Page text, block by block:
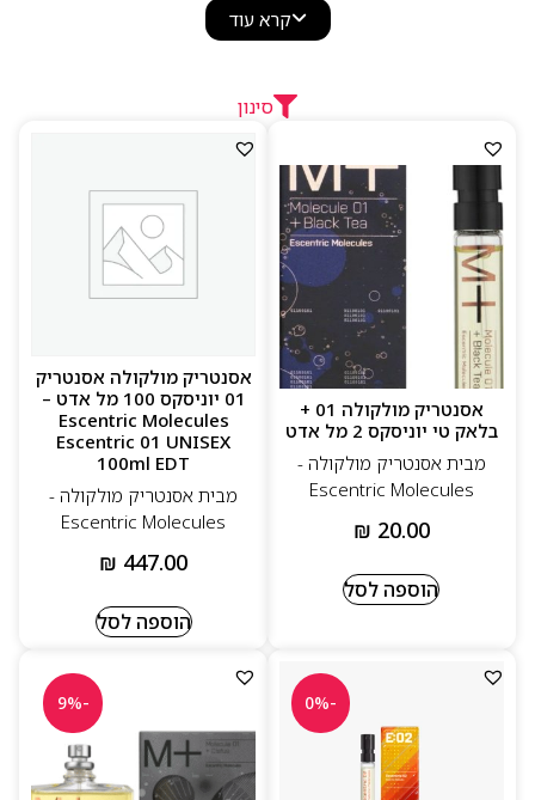
לקונספט מרכזי ונגיש. במקום להסתיר את המולקולה בתוך
ביותר עם בישום מולקולרי.
בקצרה
בושם מולקולה (Escentric Molecules) בנוי סביב מולקולת
ריח מרכזית אחת, ולא סביב פירמידת תווים קלאסית. התוצאה
היא ריח נקי, עצי ומודרני, שמגיב לכימיית העור – ולעיתים
מורגש יותר לסביבה מאשר ללובש. הליין נחלק לשתי סדרות:
נבדלים באופי ובנוכחות. כולם יוניסקס ומתאימים במיוחד
לאקלים הישראלי החם.
אנחנו בכל פרפיום מציעים את ליין Escentric Molecules
למי שמחפש ריח אישי, מינימליסטי ומדויק. כזה שלא צועק,
לא מתאמץ להרשים אבל משאיר חותם שקט ויוקרתי.
אם אתם מחפשים בושם מולקולרי שמתאים לאקלים
הישראלי, למשרד, ליום-יום או כריח חתימה ייחודי, ובמחיר
לכל כיס – זו קטגוריה ששווה להכיר לעומק.
קרא עוד
סינון
אסנטריק מולקולה 01 +
בלאק טי יוניסקס 2 מל אדט
מבית אסנטריק מולקולה -
Escentric Molecules
₪ 20.00
הוספה לסל
אסנטריק מולקולה אסנטריק
01 יוניסקס 100 מל אדט –
Escentric Molecules
Escentric 01 UNISEX
100ml EDT
מבית אסנטריק מולקולה -
Escentric Molecules
₪ 447.00
הוספה לסל
-0%
-9%